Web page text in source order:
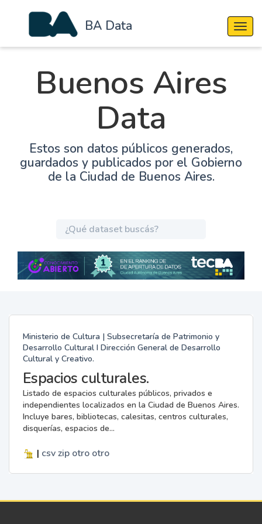
BA Data
Buenos Aires
Data
Estos son datos públicos generados,
guardados y publicados por el Gobierno
de la Ciudad de Buenos Aires.
Ministerio de Cultura | Subsecretaría de Patrimonio y
Desarrollo Cultural I Dirección General de Desarrollo
Cultural y Creativo.
Espacios culturales.
Listado de espacios culturales públicos, privados e
independientes localizados en la Ciudad de Buenos Aires.
Incluye bares, bibliotecas, calesitas, centros culturales,
disquerías, espacios de...
| csv zip otro otro